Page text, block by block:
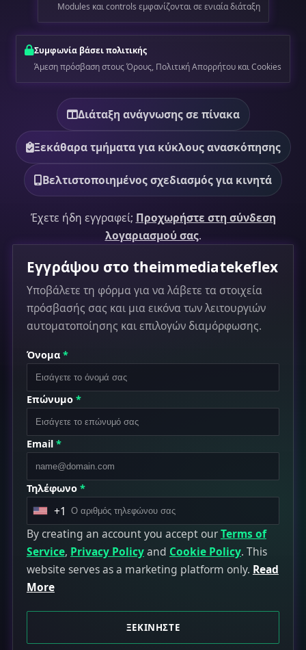
Modules και controls εμφανίζονται σε ενιαία διάταξη
Συμφωνία βάσει πολιτικής
Άμεση πρόσβαση στους Όρους, Πολιτική Απορρήτου και Cookies
Διάταξη ανάγνωσης σε πίνακα
Ξεκάθαρα τμήματα για κύκλους ανασκόπησης
Βελτιστοποιημένος σχεδιασμός για κινητά
Έχετε ήδη εγγραφεί; Προχωρήστε στη σύνδεση
λογαριασμού σας.
Εγγράψου στο theimmediatekeflex
Υποβάλετε τη φόρμα για να λάβετε τα στοιχεία
πρόσβασής σας και μια εικόνα των λειτουργιών
αυτοματοποίησης και επιλογών διαμόρφωσης.
Όνομα *
Επώνυμο *
Email *
Τηλέφωνο *
U
n
i
t
e
t
+1
By creating an account you accept ourTerms of
Service, Privacy Policyand Cookie Policy. This
website serves as a marketing platform only. Read
More
ΞΕΚΙΝΉΣΤΕ